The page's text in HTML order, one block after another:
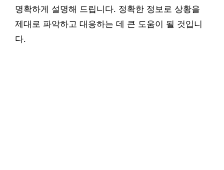
명확하게 설명해 드립니다. 정확한 정보로 상황을
제대로 파악하고 대응하는 데 큰 도움이 될 것입니
다.